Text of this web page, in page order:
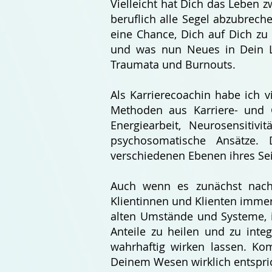
Vielleicht hat Dich das Leben
beruflich alle Segel
eine Chance, Dich auf Dich
und was nun Neues in Dein
Traumata und Burnouts.
Als Karrierecoachin habe ich
Methoden aus Karriere- und
Energiearbeit,
psychosomatische
verschiedenen Ebenen ihres
Auch wenn es zunächst
Klientinnen und Klienten
alten Umstände und
Anteile zu heilen und zu
wahrhaftig wirken lassen.
Deinem Wesen wirklich